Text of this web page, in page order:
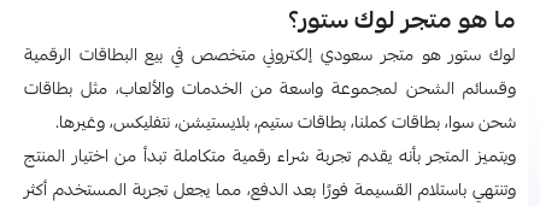
ما هو متجر لوك ستور؟
لوك ستور هو متجر سعودي إلكتروني متخصص في بيع البطاقات الرقمية
وقسائم الشحن لمجموعة واسعة من الخدمات والألعاب، مثل بطاقات
شحن سوا، بطاقات كملنا، بطاقات ستيم، بلايستيشن، نتفليكس، وغيرها.
ويتميز المتجر بأنه يقدم تجربة شراء رقمية متكاملة تبدأ من اختيار المنتج
وتنتهي باستلام القسيمة فورًا بعد الدفع، مما يجعل تجربة المستخدم أكثر